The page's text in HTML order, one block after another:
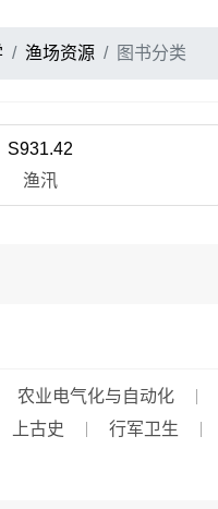
渔场资源 图书分类
S931.42
渔汛
农业电气化与自动化
上古史 行军卫生